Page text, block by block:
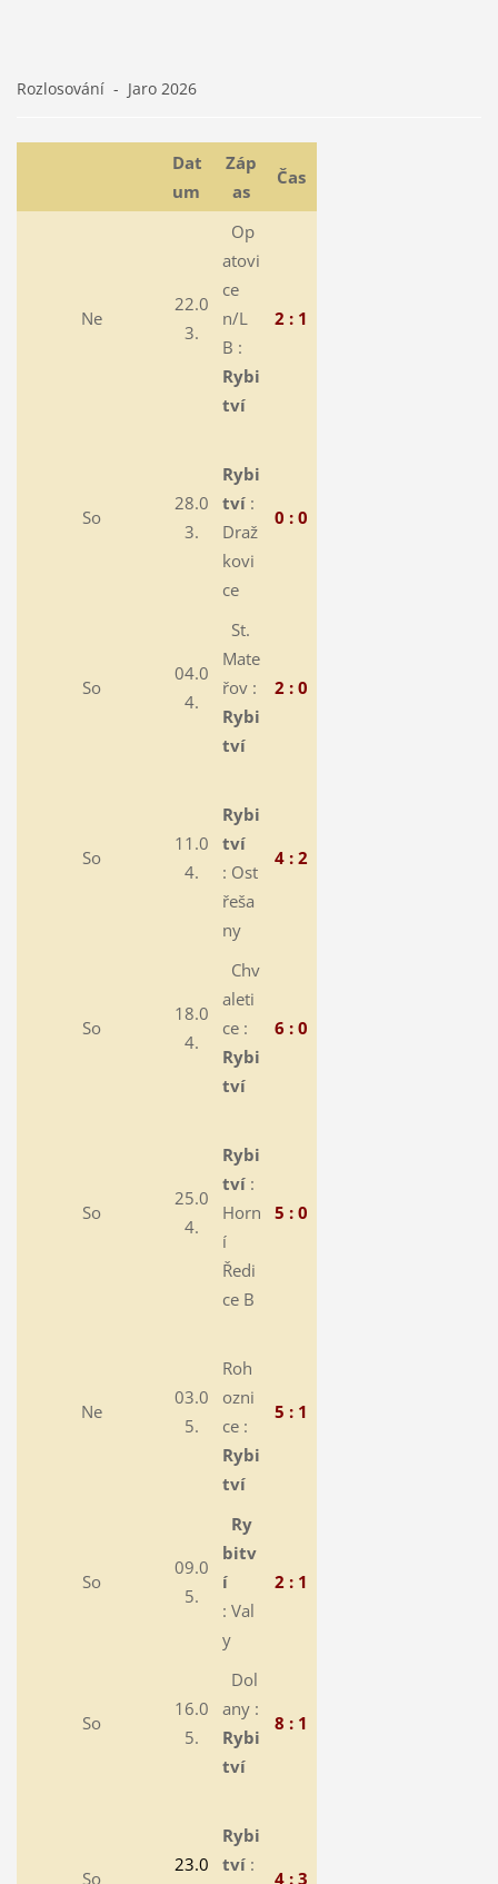
Rozlosování - Jaro 2026
Dat
um
Záp
as
Čas
Ne
22.0
3.
Op
atovi
ce
n/L
B :
Rybi
tví
2 : 1
So
28.0
3.
Rybi
tví:
Draž
kovi
ce
0 : 0
So
04.0
4.
St.
Mate
řov :
Rybi
tví
2 : 0
So
11.0
4.
Rybi
tví
: Ost
řeša
ny
4 : 2
So
18.0
4.
Chv
aleti
ce :
Rybi
tví
6 : 0
So
25.0
4.
Rybi
tví :
Horn
í
Ředi
ce B
5 : 0
Ne
03.0
5.
Roh
ozni
ce :
Rybi
tví
5 : 1
So
09.0
5.
Ry
bitv
í
: Val
y
2 : 1
So
16.0
5.
Dol
any :
Rybi
tví
8 : 1
So
23.0
Rybi
tví:
4 : 3